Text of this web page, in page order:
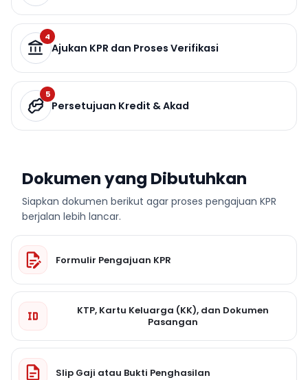
4
Ajukan KPR dan Proses Verifikasi
5
Persetujuan Kredit & Akad
Dokumen yang Dibutuhkan
Siapkan dokumen berikut agar proses pengajuan KPR
berjalan lebih lancar.
Formulir Pengajuan KPR
KTP, Kartu Keluarga (KK), dan Dokumen
Pasangan
Slip Gaji atau Bukti Penghasilan